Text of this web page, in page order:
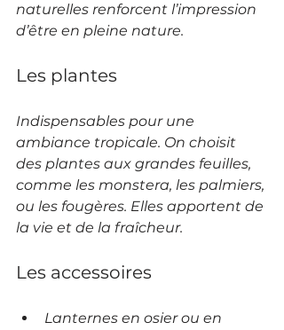
naturelles renforcent l’impression
d’être en pleine nature.
Les plantes
Indispensables pour une
ambiance tropicale. On choisit
des plantes aux grandes feuilles,
comme les monstera, les palmiers,
ou les fougères. Elles apportent de
la vie et de la fraîcheur.
Les accessoires
Lanternes en osier ou en